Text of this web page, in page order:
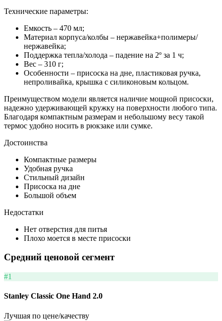
Технические параметры:
Емкость – 470 мл;
Материал корпуса/колбы – нержавейка+полимеры/
нержавейка;
Поддержка тепла/холода – падение на 2º за 1 ч;
Вес – 310 г;
Особенности – присоска на дне, пластиковая ручка,
непроливайка, крышка с силиконовым кольцом.
Преимуществом модели является наличие мощной присоски,
надежно удерживающей кружку на поверхности любого типа.
Благодаря компактным размерам и небольшому весу такой
термос удобно носить в рюкзаке или сумке.
Достоинства
Компактные размеры
Удобная ручка
Стильный дизайн
Присоска на дне
Большой объем
Недостатки
Нет отверстия для питья
Плохо моется в месте присоски
Средний ценовой сегмент
#1
Stanley Classic One Hand 2.0
Лучшая по цене/качеству